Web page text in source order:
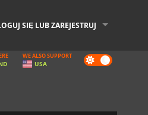
SIĘ LUB ZAREJESTRUJ
Dark
mode
WE ALSO SUPPORT
USA